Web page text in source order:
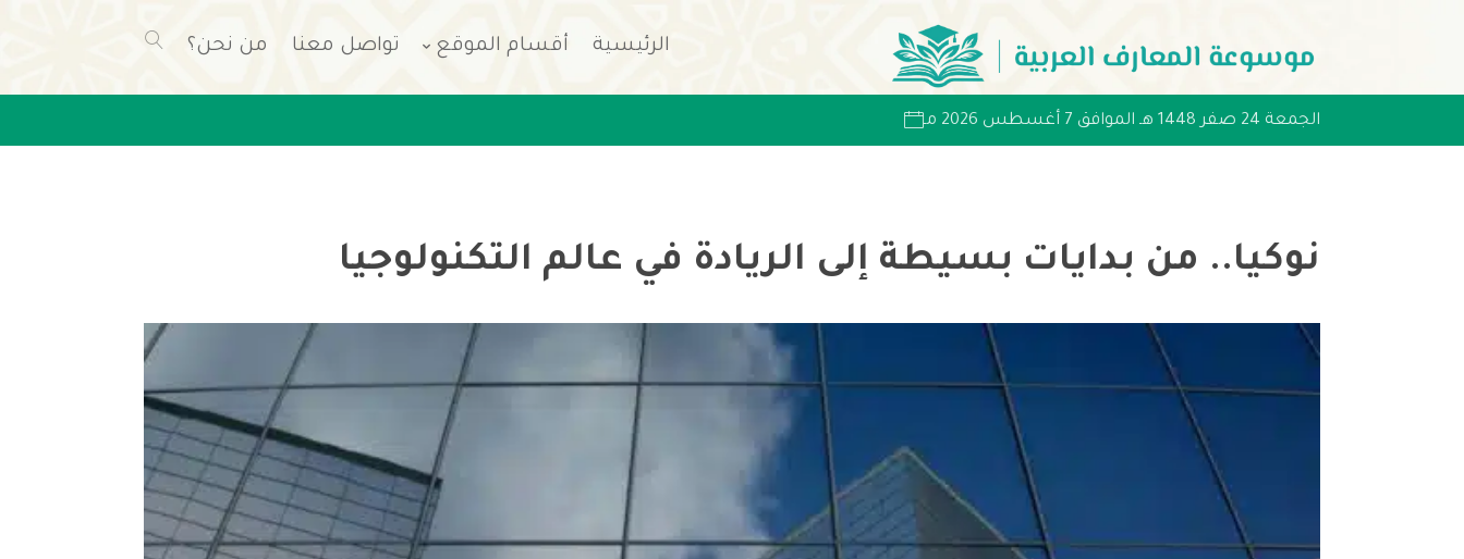
الرئيسية أقسام الموقع تواصل معنا من نحن؟
الجمعة 24 صفر 1448 هـ الموافق 7 أغسطس 2026 مـ
نوكيا.. من بدايات بسيطة إلى الريادة في عالم التكنولوجيا